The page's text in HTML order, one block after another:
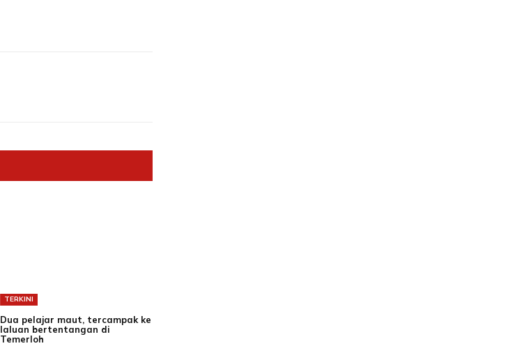
TERKINI
Dua pelajar maut, tercampak ke
laluan bertentangan di
Temerloh